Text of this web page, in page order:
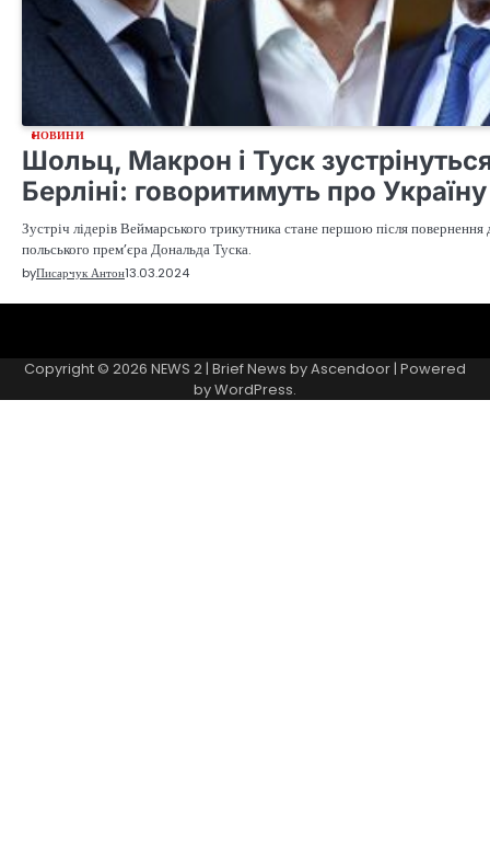
НОВИНИ
Шольц, Макрон і Туск
Берліні: говоритимуть про Україну
Зустріч лідерів Веймарського трикутника стане першою після повернення
польського прем’єра Дональда Туска.
byПисарчук Антон13.03.2024
Page
Copyright © 2026 NEWS 2| Brief News byAscendoor| Powered
byWordPress.